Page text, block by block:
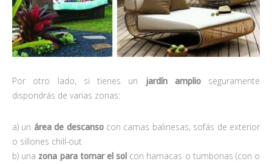
Por otro lado, si tienes un jardín amplioseguramente
dispondrás de varias zonas:
a) un área de descansocon camas balinesas, sofás de exterior
o sillones chill-out
b) una zona para tomar el sol con hamacas o tumbonas (con o